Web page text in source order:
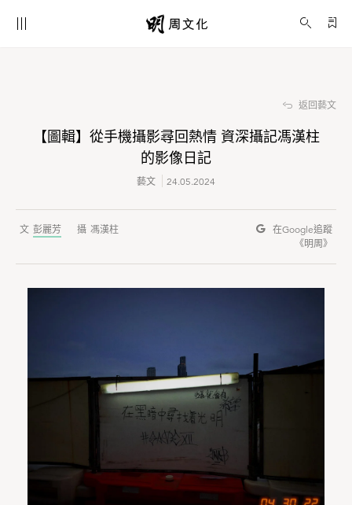
【圖輯】從手機攝影尋回熱情 資深攝記馮漢柱的影像日記
返回藝文
【圖輯】從手機攝影尋回熱情 資深攝記馮漢柱
的影像日記
藝文 24.05.2024
彭麗芳 馮漢柱 在Google追蹤
《明周》